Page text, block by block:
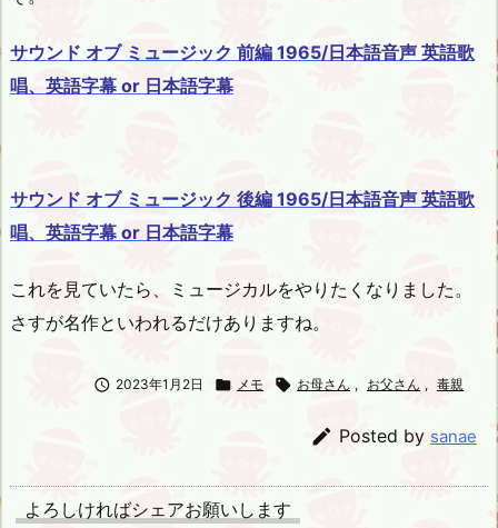
サウンド オブ ミュージック 前編 1965/日本語音声 英語歌
唱、英語字幕 or 日本語字幕
サウンド オブ ミュージック 後編 1965/日本語音声 英語歌
唱、英語字幕 or 日本語字幕
これを見ていたら、ミュージカルをやりたくなりました。
さすが名作といわれるだけありますね。
 2023年1月2日  メモ  お母さん , お父さん , 毒親
 Posted by sanae
よろしければシェアお願いします